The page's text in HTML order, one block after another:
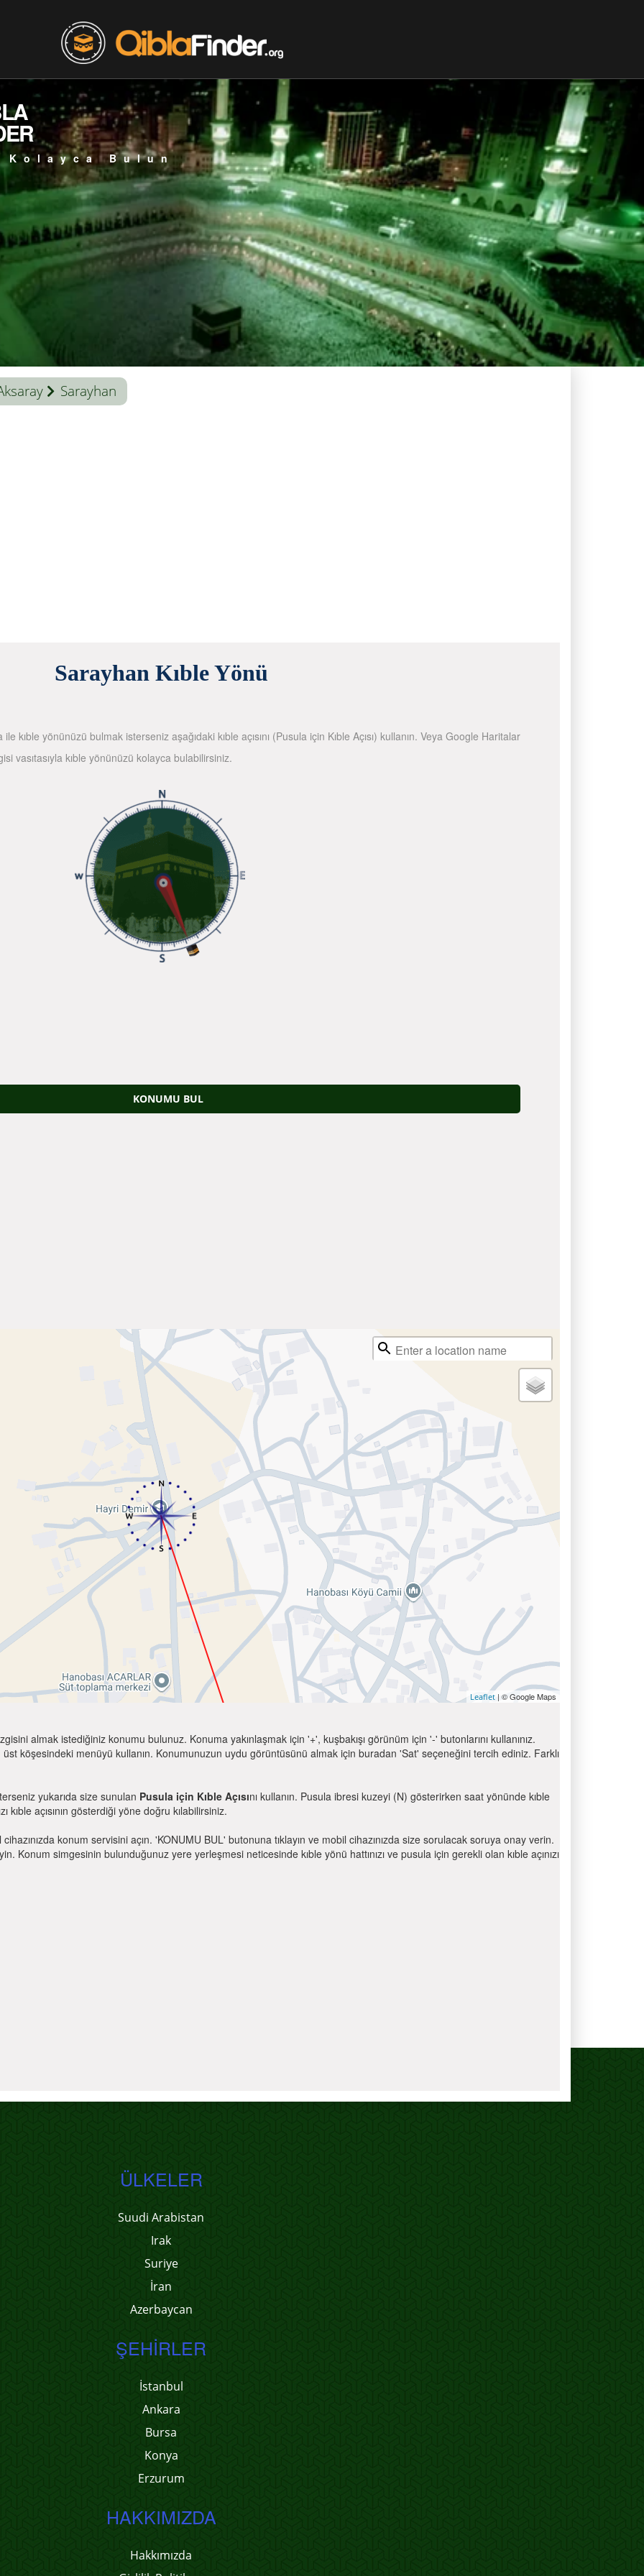
Kolayca Bulun
Sarayhan
Sarayhan Kıble Yönü
kıble yönünüzü bulmak isterseniz aşağıdaki kıble açısını (Pusula için Kıble Açısı) kullanın. Veya Google Haritalar
vasıtasıyla kıble yönünüzü kolayca bulabilirsiniz.
KONUMU BUL
Leaflet | © Google Maps
almak istediğiniz konumu bulunuz. Konuma yakınlaşmak için '+', kuşbakışı görünüm için '-' butonlarını kullanınız.
köşesindeki menüyü kullanın. Konumunuzun uydu görüntüsünü almak için buradan 'Sat' seçeneğini tercih ediniz. Farklı
yukarıda size sunulan Pusula için Kıble Açısını kullanın. Pusula ibresi kuzeyi (N) gösterirken saat yönünde kıble
kıble açısının gösterdiği yöne doğru kılabilirsiniz.
konum servisini açın. 'KONUMU BUL' butonuna tıklayın ve mobil cihazınızda size sorulacak soruya onay verin.
Konum simgesinin bulunduğunuz yere yerleşmesi neticesinde kıble yönü hattınızı ve pusula için gerekli olan kıble açınızı
ÜLKELER
Suudi Arabistan
Irak
Suriye
İran
Azerbaycan
ŞEHIRLER
İstanbul
Ankara
Bursa
Konya
Erzurum
HAKKIMIZDA
Hakkımızda